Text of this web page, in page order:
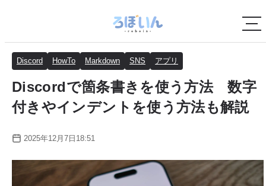
Discord HowTo Markdown SNS アプリ
Discordで箇条書きを使う方法 数字
付きやインデントを使う方法も解説
2025年12月7日18:51